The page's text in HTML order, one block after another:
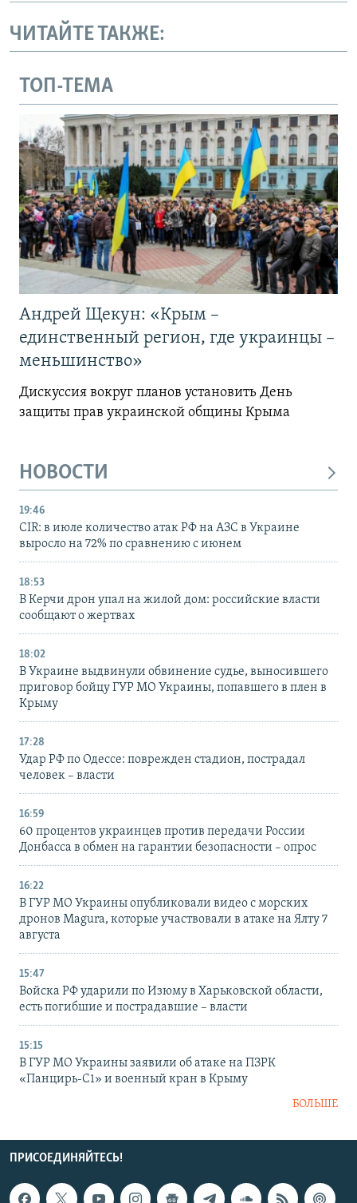
ЧИТАЙТЕ ТАКЖЕ:
ТОП-ТЕМА
Андрей Щекун: «Крым –
единственный регион, где украинцы –
меньшинство»
Дискуссия вокруг планов установить День
защиты прав украинской общины Крыма
НОВОСТИ
19:46
CIR: в июле количество атак РФ на АЗС в Украине
выросло на 72% по сравнению с июнем
18:53
В Керчи дрон упал на жилой дом: российские власти
сообщают о жертвах
18:02
В Украине выдвинули обвинение судье, выносившего
приговор бойцу ГУР МО Украины, попавшего в плен в
Крыму
17:28
Удар РФ по Одессе: поврежден стадион, пострадал
человек – власти
16:59
60 процентов украинцев против передачи России
Донбасса в обмен на гарантии безопасности – опрос
16:22
В ГУР МО Украины опубликовали видео с морских
дронов Magura, которые участвовали в атаке на Ялту 7
августа
15:47
Войска РФ ударили по Изюму в Харьковской области,
есть погибшие и пострадавшие – власти
15:15
В ГУР МО Украины заявили об атаке на ПЗРК
«Панцирь-С1» и военный кран в Крыму
БОЛЬШЕ
ПРИСОЕДИНЯЙТЕСЬ!